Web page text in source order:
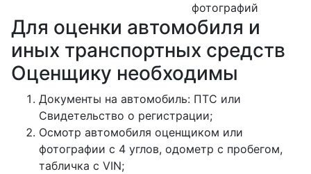
фотографий
Для оценки автомобиля и
иных транспортных средств
Оценщику необходимы
Документы на автомобиль: ПТС или
Свидетельство о регистрации;
Осмотр автомобиля оценщиком или
фотографии с 4 углов, одометр с пробегом,
табличка с VIN;